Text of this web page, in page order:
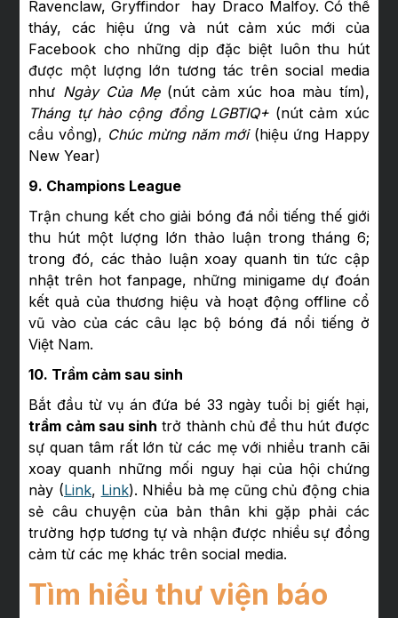
Ravenclaw, Gryffindor hay Draco Malfoy. Có thể
tháy, các hiệu ứng và nút cảm xúc mới của
Facebook cho những dịp đặc biệt luôn thu hút
được một lượng lớn tương tác trên social media
như Ngày Của Mẹ(nút cảm xúc hoa màu tím),
Tháng tự hào cộng đồng LGBTIQ+(nút cảm xúc
cầu vồng), Chúc mừng năm mới(hiệu ứng Happy
New Year)
9. Champions League
Trận chung kết cho giải bóng đá nổi tiếng thế giới
thu hút một lượng lớn thảo luận trong tháng 6;
trong đó, các thảo luận xoay quanh tin tức cập
nhật trên hot fanpage, những minigame dự đoán
kết quả của thương hiệu và hoạt động offline cổ
vũ vào của các câu lạc bộ bóng đá nổi tiếng ở
Việt Nam.
10. Trầm cảm sau sinh
Bắt đầu từ vụ án đứa bé 33 ngày tuổi bị giết hại,
trầm cảm sau sinh trở thành chủ đề thu hút được
sự quan tâm rất lớn từ các mẹ với nhiều tranh cãi
xoay quanh những mối nguy hại của hội chứng
này (Link, Link). Nhiều bà mẹ cũng chủ động chia
sẻ câu chuyện của bản thân khi gặp phải các
trường hợp tương tự và nhận được nhiều sự đồng
cảm từ các mẹ khác trên social media.
Tìm hiểu thư viện báo